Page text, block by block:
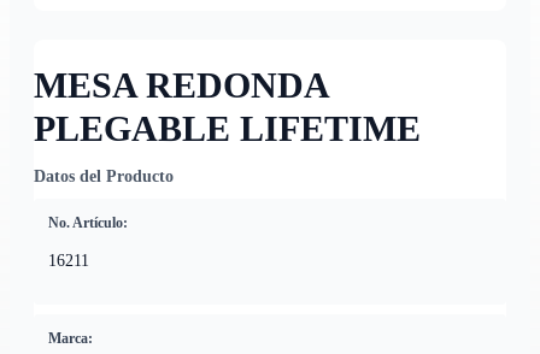
MESA REDONDA
PLEGABLE LIFETIME
Datos del Producto
No. Artículo:
16211
Marca: